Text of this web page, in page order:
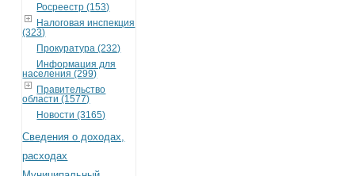
Росреестр (153)
Налоговая инспекция
(323)
Прокуратура (232)
Информация для
населения (299)
Правительство
области (1577)
Новости (3165)
Сведения о доходах,
расходах